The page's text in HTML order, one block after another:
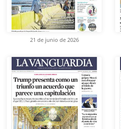
21 de junio de 2026